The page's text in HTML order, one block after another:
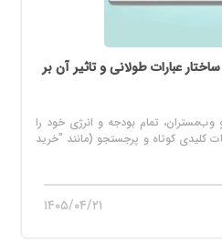
عبارات طولانی و تاثیر آن بر
تمام بودجه و انرژی خود را
کلیدی کوتاه و پرجستجو (مانند "خرید
۱۴۰۵/۰۴/۲۱